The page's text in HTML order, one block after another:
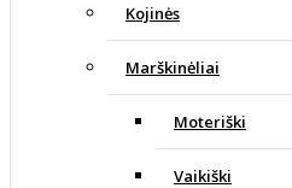
Kojinės
Marškinėliai
Moteriški
Vaikiški